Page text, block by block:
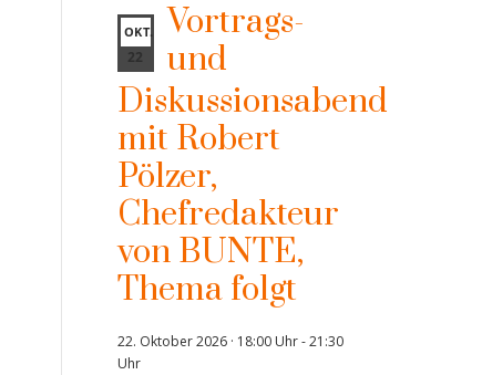
OKT.
22
Vortrags-
und
Diskussionsabend
mit Robert
Pölzer,
Chefredakteur
von BUNTE,
Thema folgt
22. Oktober 2026 · 18:00 Uhr-21:30
Uhr